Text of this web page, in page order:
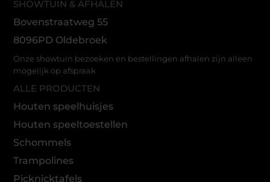
SHOWTUIN & AFHALEN
Bovenstraatweg 55
8096PD Oldebroek
Onze showtuin bezoeken en bestellingen afhalen zijn alleen
mogelijk op afspraak
ALLE PRODUCTEN
Houten speelhuisjes
Houten speeltoestellen
Schommels
Trampolines
Picknicktafels